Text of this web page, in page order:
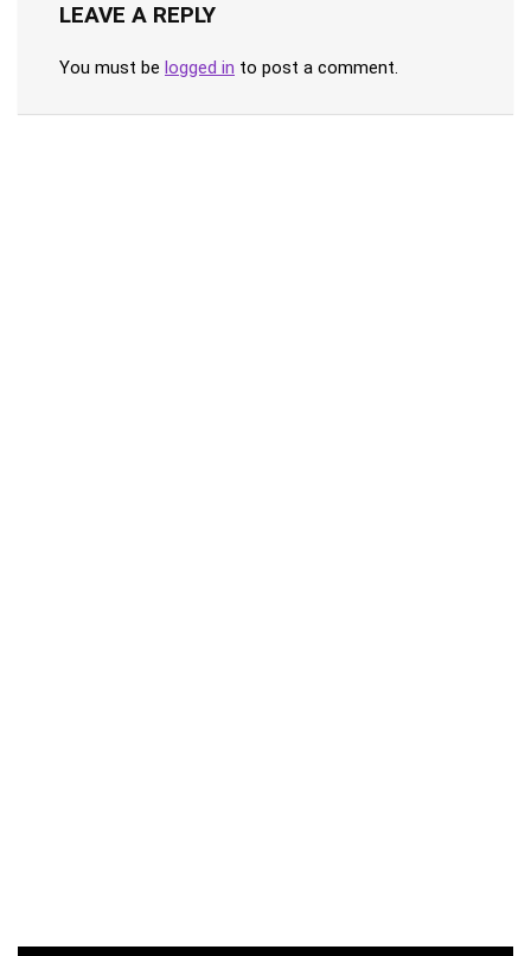
LEAVE A REPLY
You must be logged in to post a comment.